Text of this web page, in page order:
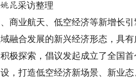
姚昆采访整理
业航天、低空经济等新增长引
融合发展的新兴经济形态，具
极探索，倡议发起成立了全国首
，打造低空经济新场景、新业态